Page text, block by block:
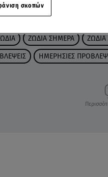
ΖΩΔΙΑ ΣΗΜΕΡΑ
ΗΜΕΡΗΣΙΕΣ
σκοπών